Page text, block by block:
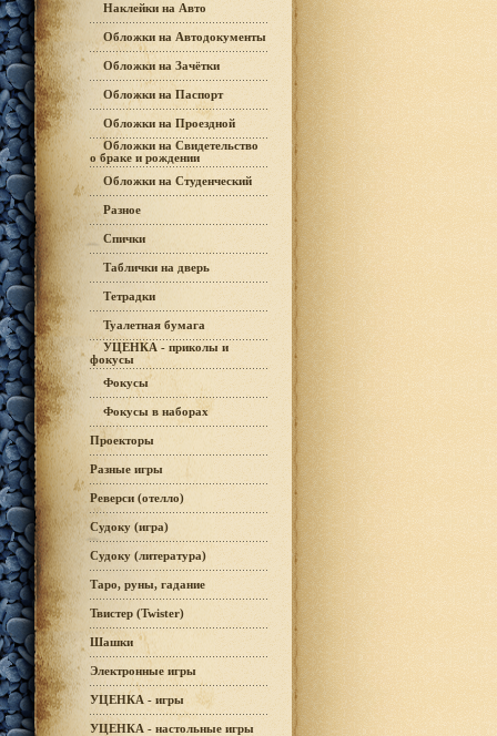
Наклейки на Авто
Обложки на Автодокументы
Обложки на Зачётки
Обложки на Паспорт
Обложки на Проездной
Обложки на Свидетельство
о браке и рождении
Обложки на Студенческий
Разное
Спички
Таблички на дверь
Тетрадки
Туалетная бумага
УЦЕНКА - приколы и
фокусы
Фокусы
Фокусы в наборах
Проекторы
Разные игры
Реверси (отелло)
Судоку (игра)
Судоку (литература)
Таро, руны, гадание
Твистер (Twister)
Шашки
Электронные игры
УЦЕНКА - игры
УЦЕНКА - настольные игры